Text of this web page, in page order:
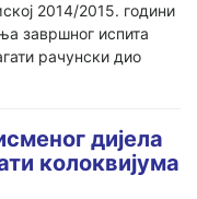
2014/2015. години
завршног испита
рачунски дио
дијела
колоквијума